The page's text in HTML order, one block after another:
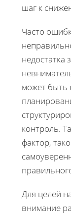
шаг к
Часто
недостатка
может быть
контроль.
фактор,
Для целей
внимание